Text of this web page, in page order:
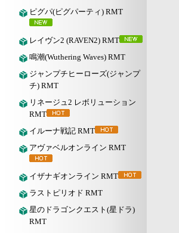
ピグパ(ピグパーティ) RMT
レイヴン2 (RAVEN2) RMT
鳴潮(Wuthering Waves) RMT
ジャンプチヒーローズ(ジャンプ
チ) RMT
リネージュ2 レボリューション
RMT
イルーナ戦記 RMT
アヴァベルオンライン RMT
イザナギオンライン RMT
ラストピリオド RMT
星のドラゴンクエスト(星ドラ)
RMT